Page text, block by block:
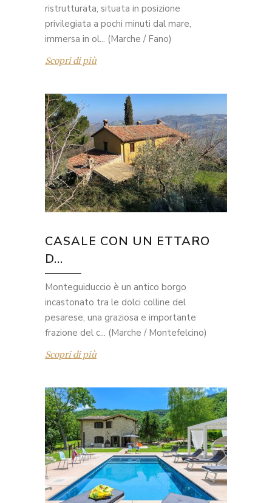
ristrutturata, situata in posizione
privilegiata a pochi minuti dal mare,
immersa in ol... (Marche / Fano)
Scopri di più
CASALE CON UN ETTARO
D...
Monteguiduccio è un antico borgo
incastonato tra le dolci colline del
pesarese, una graziosa e importante
frazione del c... (Marche / Montefelcino)
Scopri di più